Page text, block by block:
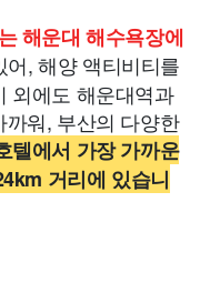
해운대 해수욕장에
어, 해양 액티비티를
외에도 해운대역과
워, 부산의 다양한
텔에서 가장 가까운
거리에 있습니